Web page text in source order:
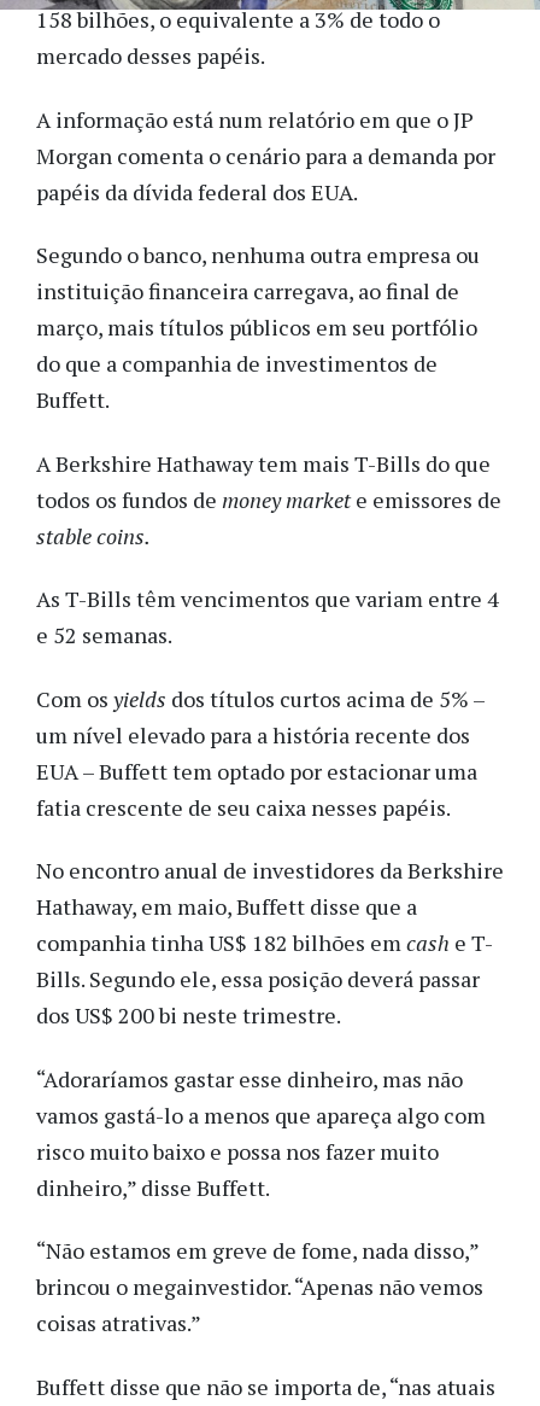
158 bilhões, o equivalente a 3% de todo o
mercado desses papéis.
A informação está num relatório em que o JP
Morgan comenta o cenário para a demanda por
papéis da dívida federal dos EUA.
Segundo o banco, nenhuma outra empresa ou
instituição financeira carregava, ao final de
março, mais títulos públicos em seu portfólio
do que a companhia de investimentos de
Buffett.
A Berkshire Hathaway tem mais T-Bills do que
todos os fundos de money markete emissores de
stable coins.
As T-Bills têm vencimentos que variam entre 4
e 52 semanas.
Com os yields dos títulos curtos acima de 5% –
um nível elevado para a história recente dos
EUA – Buffett tem optado por estacionar uma
fatia crescente de seu caixa nesses papéis.
No encontro anual de investidores da Berkshire
Hathaway, em maio, Buffett disse que a
companhia tinha US$ 182 bilhões emcash e T-
Bills. Segundo ele, essa posição deverá passar
dos US$ 200 bi neste trimestre.
“Adoraríamos gastar esse dinheiro, mas não
vamos gastá-lo a menos que apareça algo com
risco muito baixo e possa nos fazer muito
dinheiro,” disse Buffett.
“Não estamos em greve de fome, nada disso,”
brincou o megainvestidor. “Apenas não vemos
coisas atrativas.”
Buffett disse que não se importa de, “nas atuais